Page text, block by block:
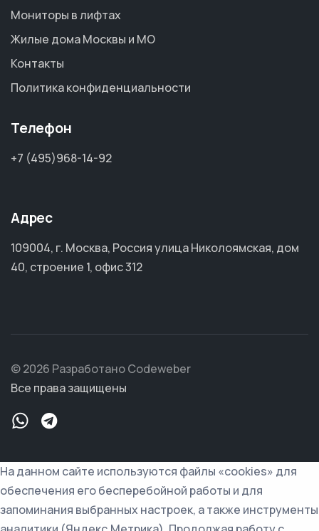
Мониторы в лифтах
Жилые дома Москвы и МО
Контакты
Политика конфиденциальности
Телефон
+7 (495)968-14-92
Адрес
109004, г. Москва, Россия улица Николоямская, дом
40, строение 1, офис 312
© 2026 Разработано Codeweber
Все права защищены
На данном сайте используются файлы «cookies» для
обеспечения его бесперебойной работы и для
запоминания выбранных настроек, а также инструменты